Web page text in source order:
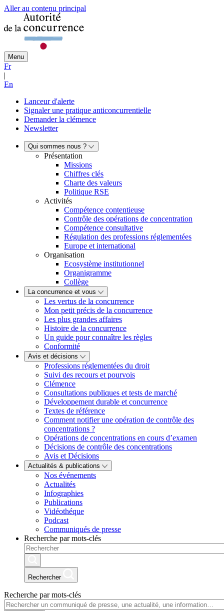
Aller au contenu principal
Menu
Fr
|
En
Lanceur d'alerte
Signaler une pratique anticoncurrentielle
Demander la clémence
Newsletter
Qui sommes nous ?
Présentation
Missions
Chiffres clés
Charte des valeurs
Politique RSE
Activités
Compétence contentieuse
Contrôle des opérations de concentration
Compétence consultative
Régulation des professions réglementées
Europe et international
Organisation
Ecosystème institutionnel
Organigramme
Collège
La concurrence et vous
Les vertus de la concurrence
Mon petit précis de la concurrence
Les plus grandes affaires
Histoire de la concurrence
Un guide pour connaître les règles
Conformité
Avis et décisions
Professions réglementées du droit
Suivi des recours et pourvois
Clémence
Consultations publiques et tests de marché
Développement durable et concurrence
Textes de référence
Comment notifier une opération de contrôle des
concentrations ?
Opérations de concentrations en cours d’examen
Décisions de contrôle des concentrations
Avis et Décisions
Actualités & publications
Nos événements
Actualités
Infographies
Publications
Vidéothéque
Podcast
Communiqués de presse
Recherche par mots-clés
Rechercher
Recherche par mots-clés